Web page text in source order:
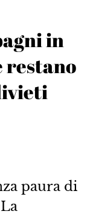
in
restano
paura di